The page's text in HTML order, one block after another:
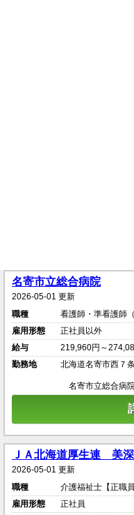
名寄市立総合病院
2026-05-01 更新
職種
看護師・準看護師
雇用形態
正社員以外
給与
219,960円～
勤務地
北海道名寄市西７
名寄市立総合病
ＪＡ北海道厚生連 美
2026-05-01 更新
職種
介護福祉士【正
雇用形態
正社員